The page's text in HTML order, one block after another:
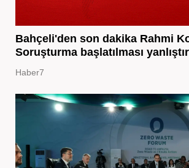
Bahçeli'den son dakika Rahmi
Soruşturma başlatılması yanlıştır
Haber7